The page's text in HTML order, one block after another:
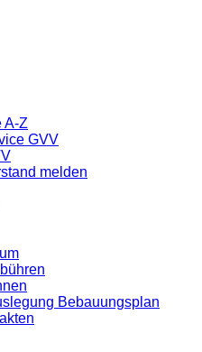
A-Z
GVV
melden
Bebauungsplan